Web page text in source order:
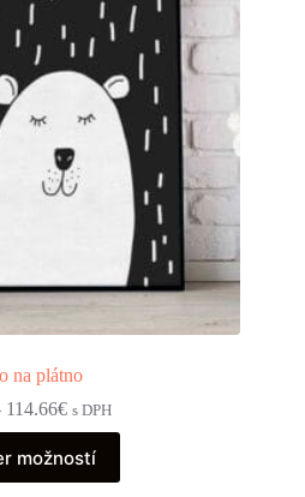
na plátno
114.66€Price
range:
6.88€
through
s DPH
možností
produkt
má